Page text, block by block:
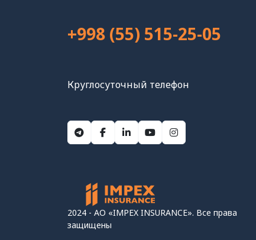
+998 (55) 515-25-05
Круглосуточный телефон
2024 - АО «IMPEX INSURANCE». Все права
защищены